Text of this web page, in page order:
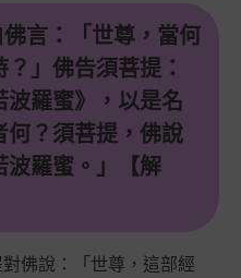
言：「世尊，當何
」佛告須菩提：
波羅蜜》，以是名
何？須菩提，佛說
波羅蜜。」【解
佛說：「世尊，這部經